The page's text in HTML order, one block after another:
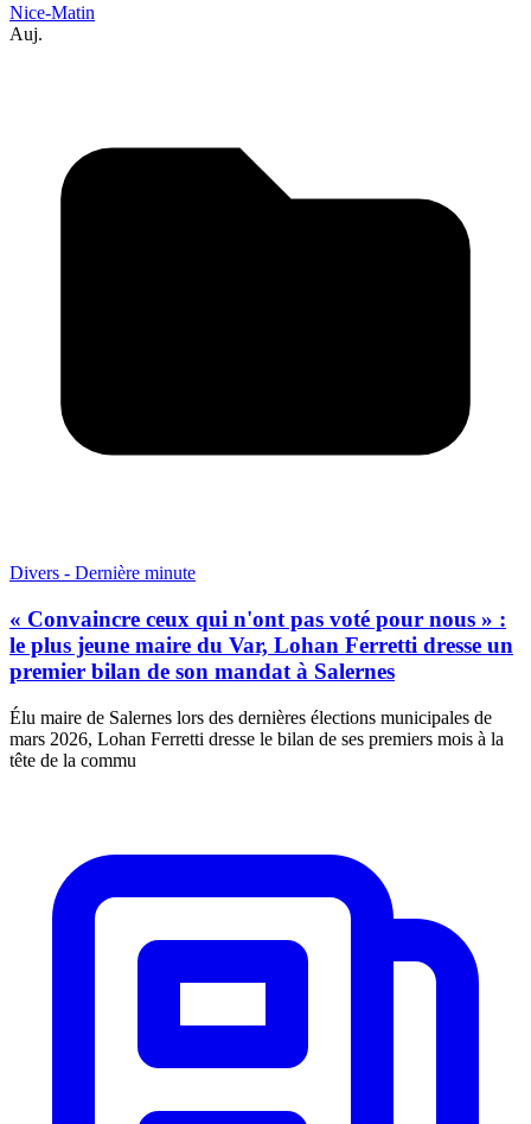
Nice-Matin
Auj.
Divers - Dernière minute
« Convaincre ceux qui n'ont pas voté pour nous » :
le plus jeune maire du Var, Lohan Ferretti dresse un
premier bilan de son mandat à Salernes
Élu maire de Salernes lors des dernières élections municipales de
mars 2026, Lohan Ferretti dresse le bilan de ses premiers mois à la
tête de la commu